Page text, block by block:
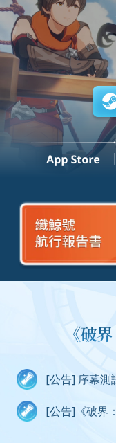
[公告] 序幕測
[公告]《破界